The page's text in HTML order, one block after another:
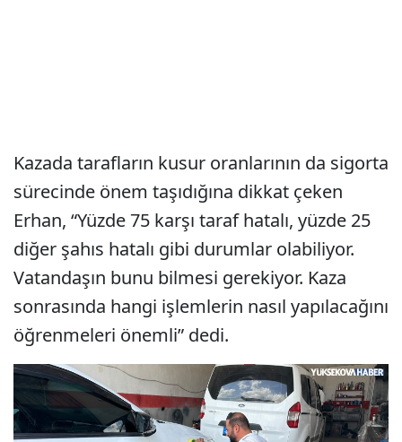
Kazada tarafların kusur oranlarının da sigorta
sürecinde önem taşıdığına dikkat çeken
Erhan, “Yüzde 75 karşı taraf hatalı, yüzde 25
diğer şahıs hatalı gibi durumlar olabiliyor.
Vatandaşın bunu bilmesi gerekiyor. Kaza
sonrasında hangi işlemlerin nasıl yapılacağını
öğrenmeleri önemli” dedi.